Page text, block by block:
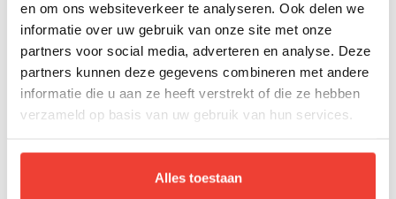
en om ons websiteverkeer te analyseren. Ook delen we
informatie over uw gebruik van onze site met onze
partners voor social media, adverteren en analyse. Deze
partners kunnen deze gegevens combineren met andere
informatie die u aan ze heeft verstrekt of die ze hebben
verzameld op basis van uw gebruik van hun services.
Alles toestaan
Maandag 30 November 2026
Maandag 30 November 2026
Trainingsdag 2 Maandag 7 December 2026
Amsterdam, Arnhem, Den Haag,
Eindhoven, Groningen, Hengelo,
Rotterdam, Utrecht, Zwolle en
Virtueel.
Veelgestelde vragen
Management bedoeld?
De cursus Time Management is geschikt